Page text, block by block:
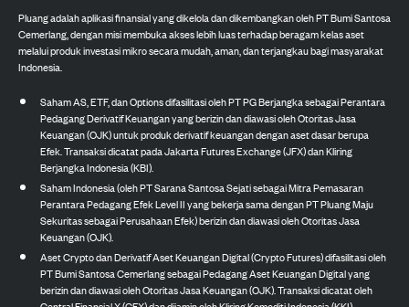
Pluang adalah aplikasi finansial yang dikelola dan dikembangkan oleh PT Bumi Santosa
Cemerlang, dengan misi membuka akses lebih luas terhadap beragam kelas aset
melalui produk investasi mikro secara mudah, aman, dan terjangkau bagi masyarakat
Indonesia.
Saham AS, ETF, dan Options difasilitasi oleh PT PG Berjangka sebagai Perantara
Pedagang Derivatif Keuangan yang berizin dan diawasi oleh Otoritas Jasa
Keuangan (OJK) untuk produk derivatif keuangan dengan aset dasar berupa
Efek. Transaksi dicatat pada Jakarta Futures Exchange (JFX) dan Kliring
Berjangka Indonesia (KBI).
Saham Indonesia (oleh PT Sarana Santosa Sejati sebagai Mitra Pemasaran
Perantara Pedagang Efek Level II yang bekerja sama dengan PT Pluang Maju
Sekuritas sebagai Perusahaan Efek) berizin dan diawasi oleh Otoritas Jasa
Keuangan (OJK).
Aset Crypto dan Derivatif Aset Keuangan Digital (Crypto Futures) difasilitasi oleh
PT Bumi Santosa Cemerlang sebagai Pedagang Aset Keuangan Digital yang
berizin dan diawasi oleh Otoritas Jasa Keuangan (OJK). Transaksi dicatat oleh